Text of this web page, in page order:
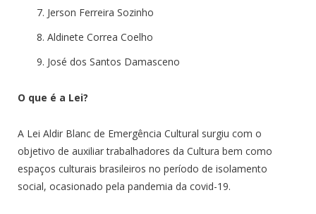
Jerson Ferreira Sozinho
Aldinete Correa Coelho
José dos Santos Damasceno
O que é a Lei?
A Lei Aldir Blanc de Emergência Cultural surgiu com o
objetivo de auxiliar trabalhadores da Cultura bem como
espaços culturais brasileiros no período de isolamento
social, ocasionado pela pandemia da covid-19.